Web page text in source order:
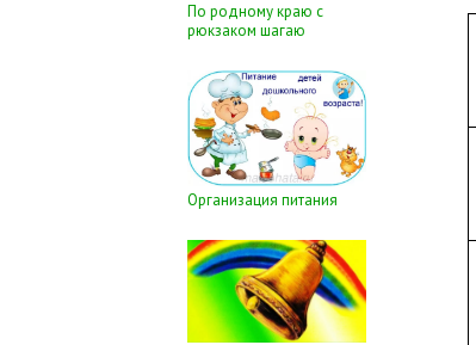
По родному краю с
рюкзаком шагаю
Организация питания